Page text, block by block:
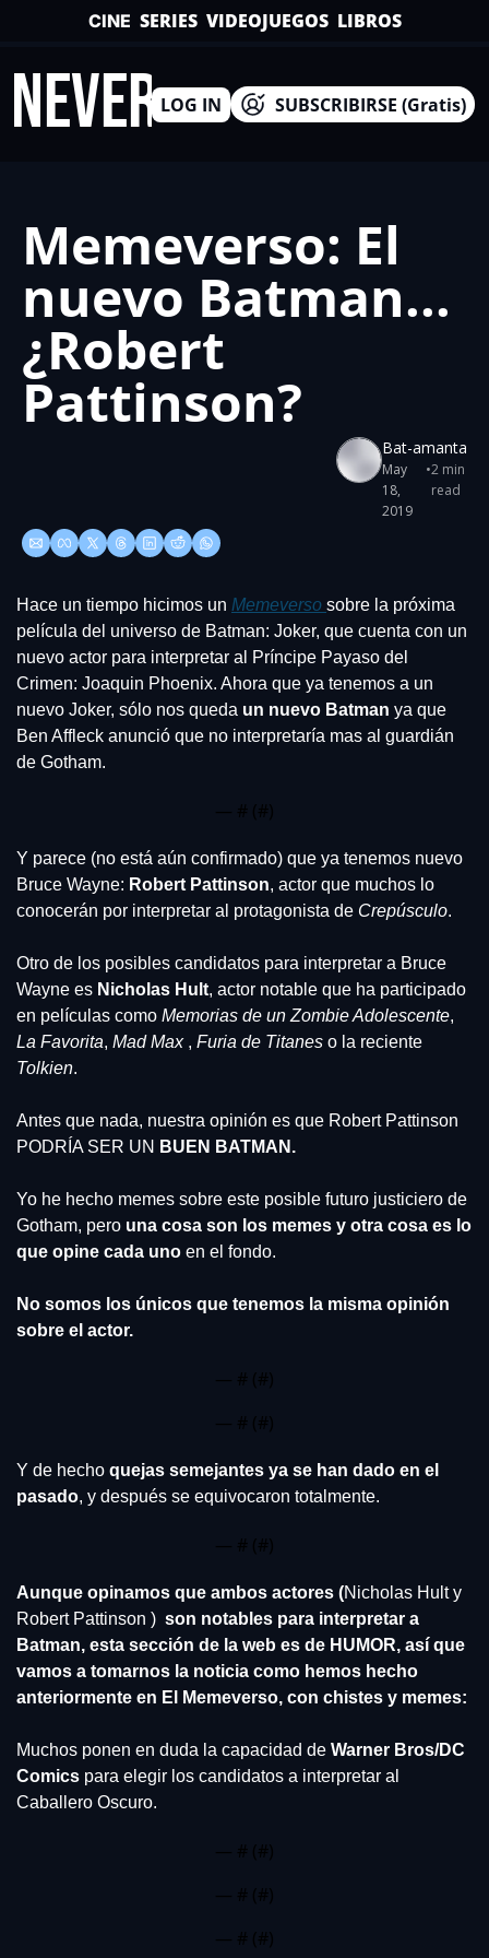
CINE SERIES VIDEOJUEGOS LIBROS
LOG IN SUBSCRIBIRSE (Gratis)
Memeverso: El
nuevo Batman...
¿Robert
Pattinson?
Bat-amanta
May
18,
2019
•2 min
read
Hace un tiempo hicimos un Memeverso sobre la próxima
película del universo de Batman: Joker, que cuenta con un
nuevo actor para interpretar al Príncipe Payaso del
Crimen: Joaquin Phoenix. Ahora que ya tenemos a un
nuevo Joker, sólo nos queda un nuevo Batman ya que
Ben Affleck anunció que no interpretaría mas al guardián
de Gotham.
— # (#)
Y parece (no está aún confirmado) que ya tenemos nuevo
Bruce Wayne: Robert Pattinson, actor que muchos lo
conocerán por interpretar al protagonista de Crepúsculo.
Otro de los posibles candidatos para interpretar a Bruce
Wayne es Nicholas Hult, actor notable que ha participado
en películas como Memorias de un Zombie Adolescente
La Favorita, Mad Max , Furia de Titanes
Tolkien.
Antes que nada, nuestra opinión es que Robert Pattinson
PODRÍA SER UN BUEN BATMAN.
Yo he hecho memes sobre este posible futuro justiciero de
Gotham, pero una cosa son los memes y otra cosa es lo
que opine cada uno en el fondo.
No somos los únicos que tenemos la misma opinión
sobre el actor.
— # (#)
— # (#)
Y de hecho quejas semejantes ya se han dado en el
pasado, y después se equivocaron totalmente.
— # (#)
Aunque opinamos que ambos actores (Nicholas Hult y
Robert Pattinson )
  son notables para interpretar a
Batman, esta sección de la web es de HUMOR, así que
vamos a tomarnos la noticia como hemos hecho
anteriormente en El Memeverso, con chistes y memes:
Muchos ponen en duda la capacidad de Warner Bros/DC
Comics para elegir los candidatos a interpretar al
Caballero Oscuro.
— # (#)
— # (#)
— # (#)